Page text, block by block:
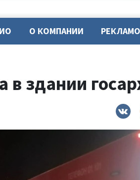
О КОМПАНИИ
здании